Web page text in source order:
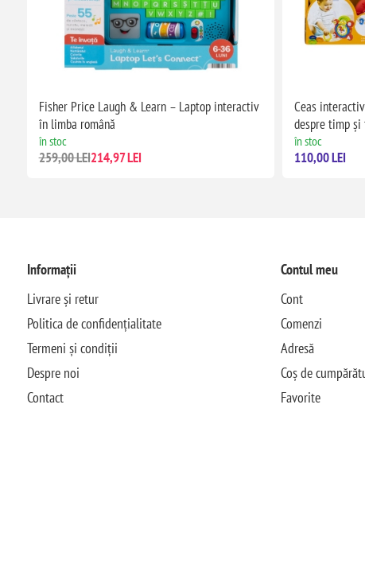
Fisher Price Laugh & Learn – Laptop interactiv
în limba română
în stoc
259,00 LEI214,97 LEI
Ceas
despre timp și
în stoc
110,00 LEI
Informații
Livrare și retur
Politica de confidențialitate
Termeni și condiții
Despre noi
Contact
Contul meu
Cont
Comenzi
Adresă
Coș de
Favorite